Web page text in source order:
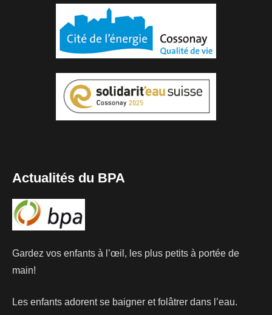
Actualités du BPA
Gardez vos enfants à l’œil, les plus petits à portée de
main!
Les enfants adorent se baigner et folâtrer dans l’eau.